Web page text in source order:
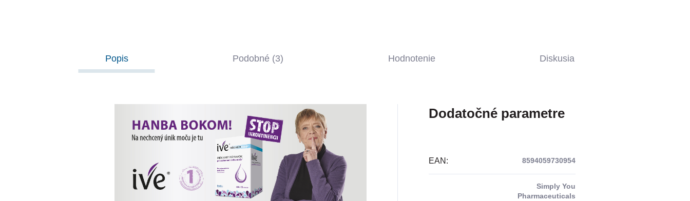
Popis Podobné (3) Hodnotenie Diskusia
Dodatočné parametre
EAN : 8594059730954
Simply You
Pharmaceuticals